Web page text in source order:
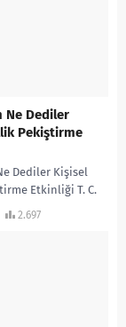
Ne Dediler
Pekiştirme
Dediler Kişisel
Etkinliği T. C.
2.697